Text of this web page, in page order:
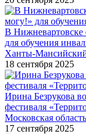
В Нижневартовске
для обучения
Ханты-
18 сентября 2025
Ирина Безрукова
фестиваля
Московская область
17 сентября 2025